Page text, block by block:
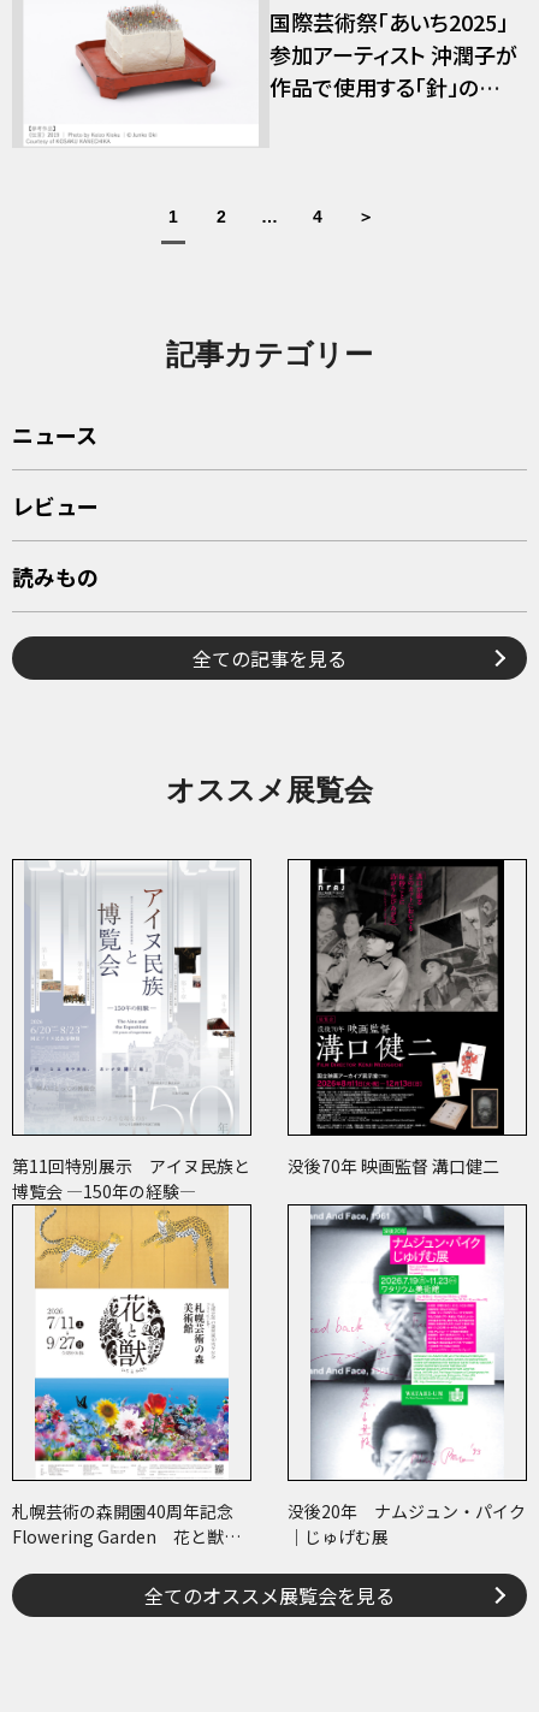
国際芸術祭「あいち2025」
参加アーティスト 沖潤子が
作品で使用する「針」の寄
1 2 … 4 ＞
記事カテゴリー
ニュース
レビュー
読みもの
全ての記事を見る
オススメ展覧会
第11回特別展示 アイヌ民族と
博覧会 ―150年の経験―
没後70年 映画監督 溝口健二
札幌芸術の森開園40周年記念
Flowering Garden 花と獣
没後20年 ナムジュン・パイク
｜じゅげむ展
全てのオススメ展覧会を見る